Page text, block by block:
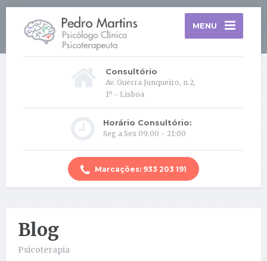
MENU
Consultório
Av. Guerra Junqueiro, n.2,
1º - Lisboa
Horário Consultório:
Seg a Sex 09:00 - 21:00
Marcações: 933 203 191
Blog
Psicoterapia